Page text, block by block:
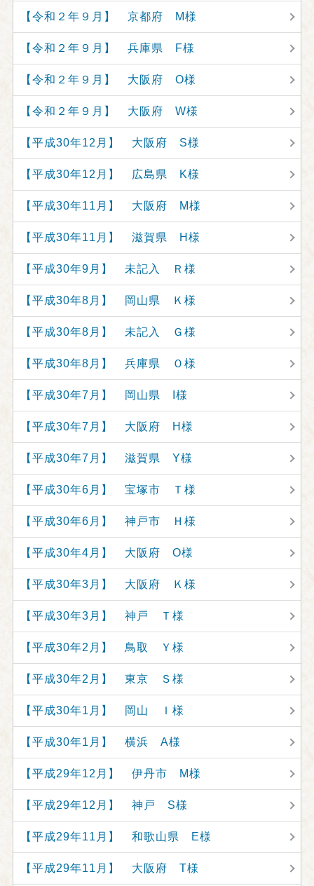
【令和２年９月】 京都府 M様
【令和２年９月】 兵庫県 F様
【令和２年９月】 大阪府 O様
【令和２年９月】 大阪府 W様
【平成30年12月】 大阪府 S様
【平成30年12月】 広島県 K様
【平成30年11月】 大阪府 M様
【平成30年11月】 滋賀県 H様
【平成30年9月】 未記入 Ｒ様
【平成30年8月】 岡山県 Ｋ様
【平成30年8月】 未記入 Ｇ様
【平成30年8月】 兵庫県 Ｏ様
【平成30年7月】 岡山県 I様
【平成30年7月】 大阪府 H様
【平成30年7月】 滋賀県 Y様
【平成30年6月】 宝塚市 Ｔ様
【平成30年6月】 神戸市 Ｈ様
【平成30年4月】 大阪府 O様
【平成30年3月】 大阪府 Ｋ様
【平成30年3月】 神戸 Ｔ様
【平成30年2月】 鳥取 Ｙ様
【平成30年2月】 東京 Ｓ様
【平成30年1月】 岡山 Ｉ様
【平成30年1月】 横浜 A様
【平成29年12月】 伊丹市 M様
【平成29年12月】 神戸 S様
【平成29年11月】 和歌山県 E様
【平成29年11月】 大阪府 T様